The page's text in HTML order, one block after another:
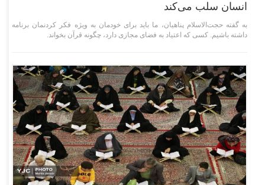
انسان سلب می‌کند
به گفته حجت‌الاسلام پناهیان، ما باید برای خودمان به ویژه فکر کردنمان برنامه
داشته باشیم. کسی که اعتیاد به فضای مجازی دارد، چگونه قرآن بخواند.